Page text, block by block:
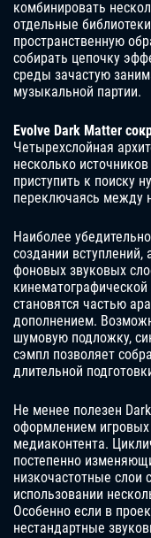
комбинировать
отдельные
пространственную
собирать цепочку
среды зачастую
музыкальной партии.
Evolve Dark Matter
Четырехслойная
несколько
приступить к поиску
переключаясь между
Наиболее
создании
фоновых звуковых
становятся частью
дополнением.
шумовую подложку,
сэмпл позволяет
длительной
Не менее полезен
оформлением игровых
медиаконтента.
постепенно
низкочастотные слои
использовании
Особенно если в
нестандартные